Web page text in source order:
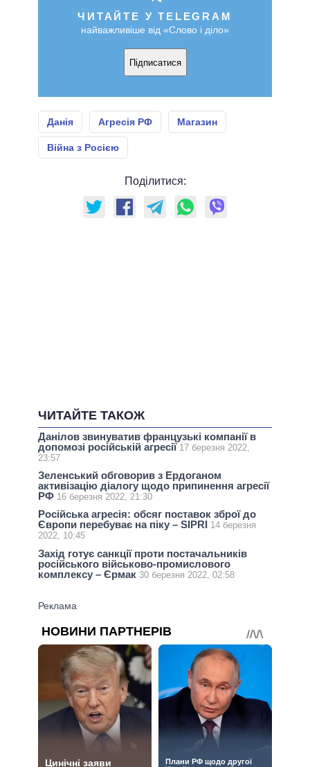
ЧИТАЙТЕ У TELEGRAM
найважливіше від «Слово і діло»
Підписатися
Данія Агресія РФ Магазин
Війна з Росією
Поділитися:
ЧИТАЙТЕ ТАКОЖ
Данілов звинуватив французькі компанії в
допомозі російській агресії 17 березня 2022,
23:57
Зеленський обговорив з Ердоганом
активізацію діалогу щодо припинення агресії
РФ 16 березня 2022, 21:30
Російська агресія: обсяг поставок зброї до
Європи перебуває на піку – SIPRI 14 березня
2022, 10:45
Захід готує санкції проти постачальників
російського військово-промислового
комплексу – Єрмак 30 березня 2022, 02:58